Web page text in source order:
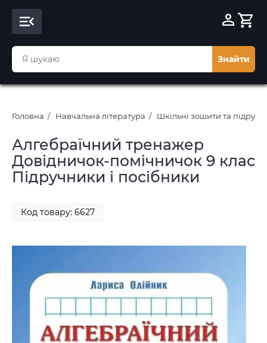
Знайти
Головна Навчальна література Шкільні зошити та
Алгебраїчний тренажер
Довідничок-помічничок 9 клас
Підручники і посібники
Код товару: 6627